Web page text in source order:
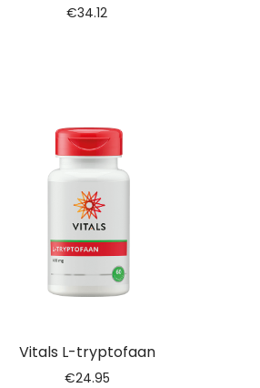
€34.12
Vitals L-tryptofaan
€24.95